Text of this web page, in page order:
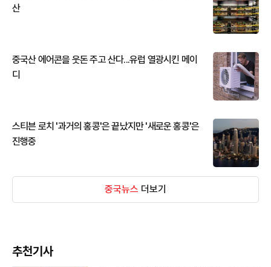
산
중국산 에어콘을 웃돈 주고 산다...유럽 열광시킨 메이
디
스티븐 로치 '과거의 홍콩'은 끝났지만 '새로운 홍콩'은
진행중
중국뉴스 더보기
추천기사